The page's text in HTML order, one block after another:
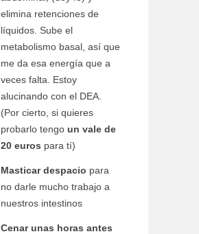
elimina retenciones de
líquidos. Sube el
metabolismo basal, así que
me da esa energía que a
veces falta. Estoy
alucinando con el DEA.
(Por cierto, si quieres
probarlo tengo un vale de
20 euros para tí)
Masticar despacio para
no darle mucho trabajo a
nuestros intestinos
Cenar unas horas antes